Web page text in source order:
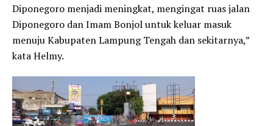
Diponegoro menjadi meningkat, mengingat ruas jalan
Diponegoro dan Imam Bonjol untuk keluar masuk
menuju Kabupaten Lampung Tengah dan sekitarnya,”
kata Helmy.